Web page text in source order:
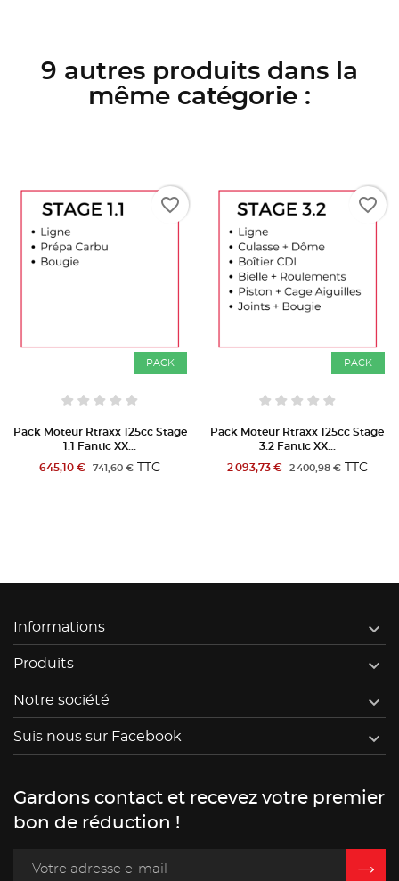
9 autres produits dans la
même catégorie :
PACK
Pack Moteur Rtraxx 125cc Stage
1.1 Fantic XX...
645,10 €
741,60 €TTC
favorite_border
PACK
Pack Moteur Rtraxx 125cc Stage
3.2 Fantic XX...
2 093,73 €
2 400,98 €TTC
favorite_border
Informations 
Produits 
Notre société 
Suis nous sur Facebook 
Gardons contact et recevez votre premier
bon de réduction !